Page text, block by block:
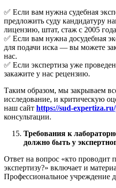
✅ Если вам нужна судебная
предложить суду кандидатуру
лицензию, штат, стаж с 2005
✅ Если вам нужна досудебная
для подачи иска — вы можете
нас.
✅ Если экспертиза уже
закажите у нас рецензию.
Таким образом, мы закрываем
исследование, и критическую
наш сайт https://sud-
консультации.
Требования к
должно быть у
Ответ на вопрос «кто проводит
экспертизу?» включает и
Профессиональное учреждение